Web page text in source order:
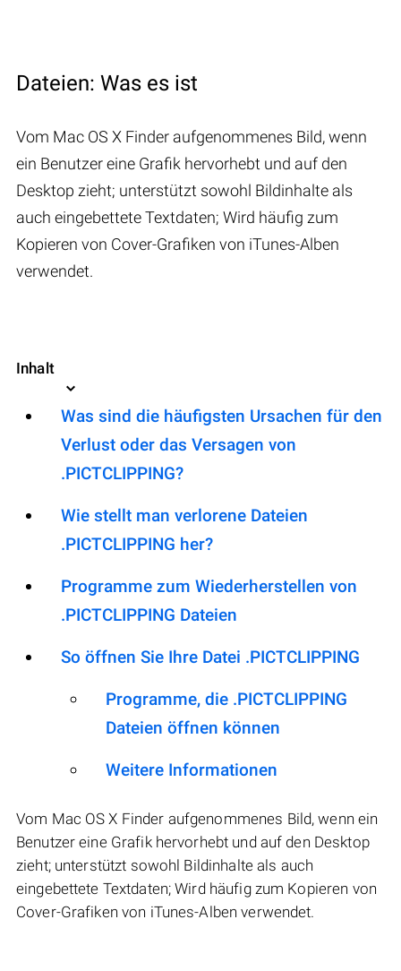
Dateien: Was es ist
Vom Mac OS X Finder aufgenommenes Bild, wenn
ein Benutzer eine Grafik hervorhebt und auf den
Desktop zieht; unterstützt sowohl Bildinhalte als
auch eingebettete Textdaten; Wird häufig zum
Kopieren von Cover-Grafiken von iTunes-Alben
verwendet.
Inhalt
Was sind die häufigsten Ursachen für den
Verlust oder das Versagen von
.PICTCLIPPING?
Wie stellt man verlorene Dateien
.PICTCLIPPING her?
Programme zum Wiederherstellen von
.PICTCLIPPING Dateien
So öffnen Sie Ihre Datei .PICTCLIPPING
Programme, die .PICTCLIPPING
Dateien öffnen können
Weitere Informationen
Vom Mac OS X Finder aufgenommenes Bild, wenn ein
Benutzer eine Grafik hervorhebt und auf den Desktop
zieht; unterstützt sowohl Bildinhalte als auch
eingebettete Textdaten; Wird häufig zum Kopieren von
Cover-Grafiken von iTunes-Alben verwendet.